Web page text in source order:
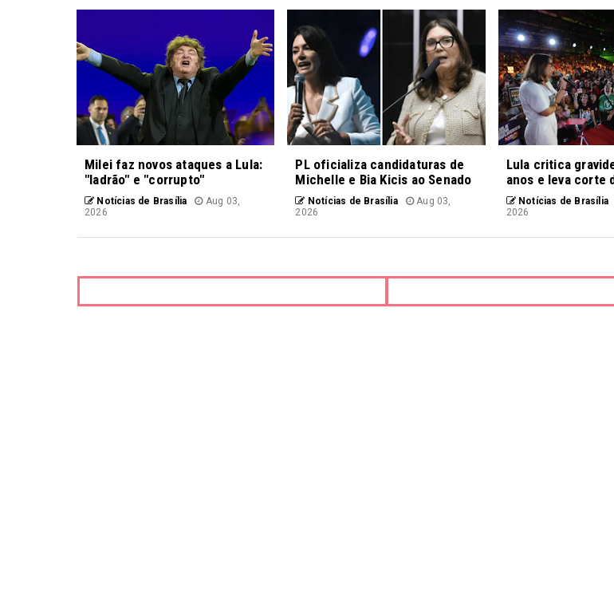
Milei faz novos ataques a Lula:
"ladrão" e "corrupto"
Notícias de Brasília
Aug 03,
2026
PL oficializa candidaturas de
Michelle e Bia Kicis ao Senado
Notícias de Brasília
Aug 03,
2026
Lula critica
anos e leva corte
Notícias de Brasília
2026